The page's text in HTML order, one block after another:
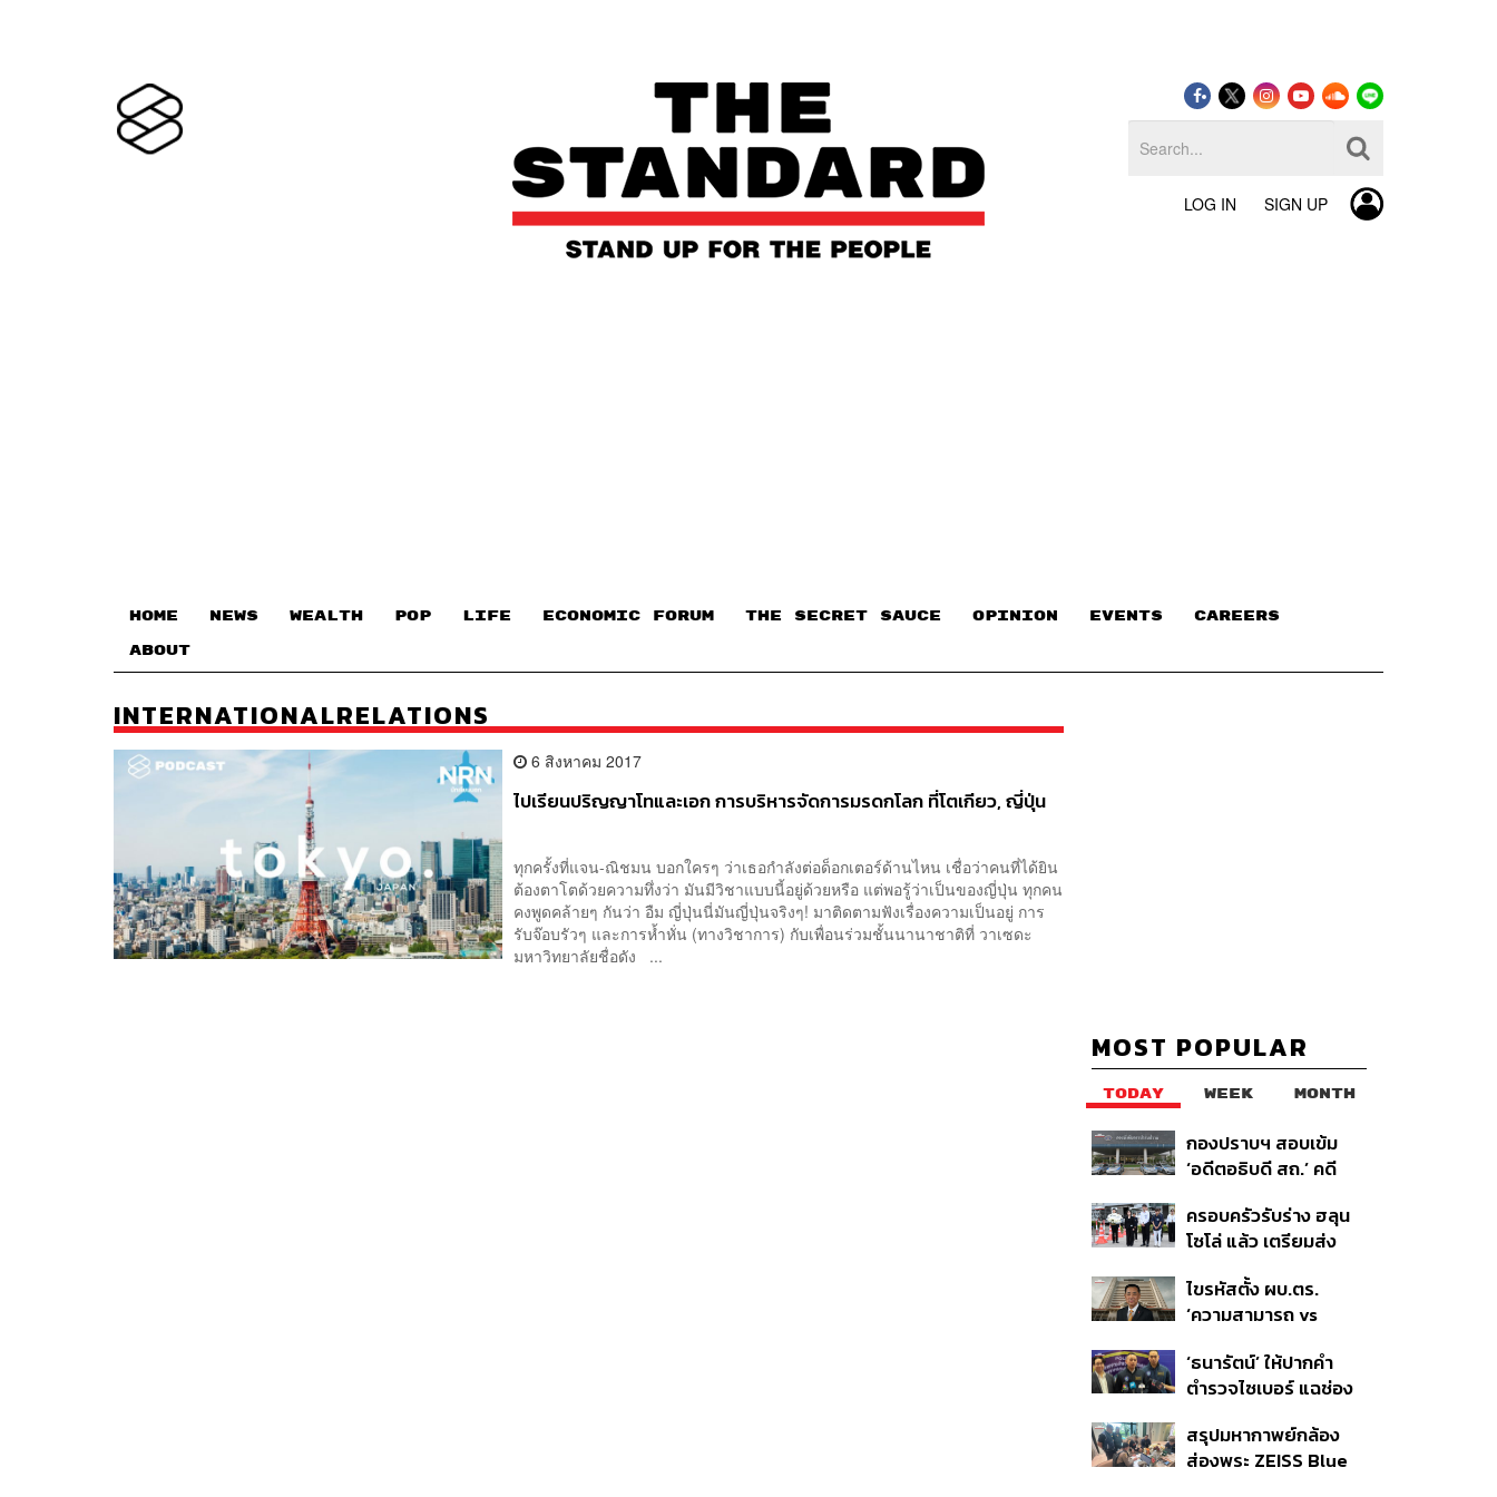
LOG IN SIGN UP
HOME NEWS WEALTH POP LIFE ECONOMIC FORUM THE SECRET SAUCE​ OPINION EVENTS CAREERS
ABOUT
INTERNATIONALRELATIONS
6 สิงหาคม 2017
ไปเรียนปริญญาโทและเอก การบริหารจัดการมรดกโลก ที่โตเกียว, ญี่ปุ่น
ทุกครั้งที่แจน-ณิชมน บอกใครๆ ว่าเธอกำลังต่อด็อกเตอร์ด้านไหน เชื่อว่าคนที่ได้ยิน
ต้องตาโตด้วยความทึ่งว่า มันมีวิชาแบบนี้อยู่ด้วยหรือ แต่พอรู้ว่าเป็นของญี่ปุ่น ทุกคน
คงพูดคล้ายๆ กันว่า อืม ญี่ปุ่นนี่มันญี่ปุ่นจริงๆ! มาติดตามฟังเรื่องความเป็นอยู่ การ
รับจ๊อบรัวๆ และการห้ำหั่น (ทางวิชาการ) กับเพื่อนร่วมชั้นนานาชาติที่ วาเซดะ
มหาวิทยาลัยชื่อดัง ...
MOST POPULAR
TODAY WEEK MONTH
กองปราบฯ สอบเข้ม
‘อดีตอธิบดี สถ.’ คดี
6 ข้อหาหนัก จ่อชง
ป.ป.ช. 12 ส.ค. นี้
ครอบครัวรับร่าง ฮลุน
โซโล่ แล้ว เตรียมส่ง
เสียชีวิต
ไขรหัสตั้ง ผบ.ตร.
‘ความสามารถ vs
ปฏิรูปสีกากี กับ
พล.ต.อ. เอก อังสนา
‘ธนารัตน์’ ให้ปากคำ
ตำรวจไซเบอร์ แฉช่อง
ยันไร้นัยทางการเมือง
สรุปมหากาพย์กล้อง
ส่องพระ ZEISS Blue